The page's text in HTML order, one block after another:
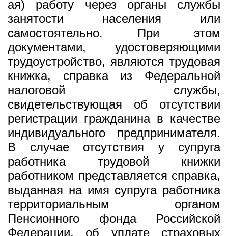
ая) работу через органы службы
занятости населения или
самостоятельно. При этом
документами, удостоверяющими
трудоустройство, являются трудовая
книжка, справка из Федеральной
налоговой службы,
свидетельствующая об отсутствии
регистрации гражданина в качестве
индивидуального предпринимателя.
В случае отсутствия у супруга
работника трудовой книжки
работником представляется справка,
выданная на имя супруга работника
территориальным органом
Пенсионного фонда Российской
Федерации, об уплате страховых